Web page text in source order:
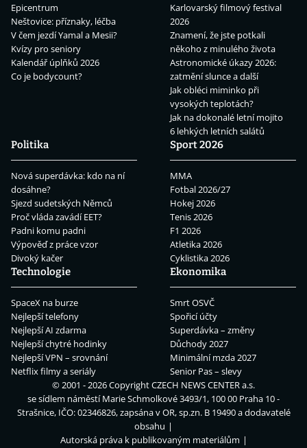
Epicentrum
Neštovice: příznaky, léčba
V čem jezdí Yamal a Mesii?
Kvízy pro seniory
Kalendář úplňků 2026
Co je bodycount?
Karlovarský filmový festival
2026
Znamení, že jste potkali
někoho z minulého života
Astronomické úkazy 2026:
zatmění slunce a další
Jak obléci miminko při
vysokých teplotách?
Jak na dokonalé letní mojito
6 lehkých letních salátů
Politika
Nová superdávka: kdo na ní
dosáhne?
Sjezd sudetských Němců
Proč vláda zavádí EET?
Padni komu padni
Výpověď z práce vzor
Divoký kačer
Sport 2026
MMA
Fotbal 2026/27
Hokej 2026
Tenis 2026
F1 2026
Atletika 2026
Cyklistika 2026
Technologie
SpaceX na burze
Nejlepší telefony
Nejlepší AI zdarma
Nejlepší chytré hodinky
Nejlepší VPN – srovnání
Netflix filmy a seriály
Ekonomika
Smrt OSVČ
Spořicí účty
Superdávka – změny
Důchody 2027
Minimální mzda 2027
Senior Pas – slevy
© 2001 - 2026 CopyrightCZECH NEWS CENTER a.s.
se sídlem náměstí Marie Schmolkové 3493/1, 100 00 Praha 10 -
Strašnice, IČO: 02346826, zapsána v OR, sp.zn. B 19490 a dodavatelé
obsahu
Autorská práva k publikovaným materiálům